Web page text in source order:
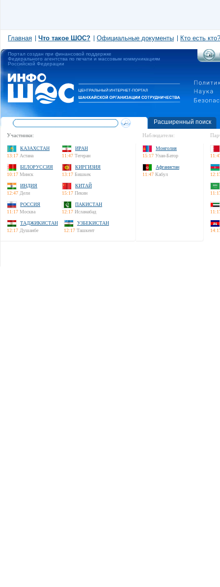
Главная Что такое ШОС? Официальные документы Кто есть кто?
Портал создан при финансовой поддержке
Федерального агентства по печати и массовым коммуникациям
Российской Федерации
Расширенный поиск
Участники:
КАЗАХСТАН
13:17 Астана
ИРАН
11:47 Тегеран
БЕЛОРУССИЯ
10:17 Минск
КИРГИЗИЯ
13:17 Бишкек
ИНДИЯ
12:47 Дели
КИТАЙ
15:17 Пекин
РОССИЯ
11:17 Москва
ПАКИСТАН
12:17 Исламабад
ТАДЖИКИСТАН
12:17 Душанбе
УЗБЕКИСТАН
12:17 Ташкент
Наблюдатели:
Монголия
15:17 Улан-Батор
Афганистан
11:47 Кабул